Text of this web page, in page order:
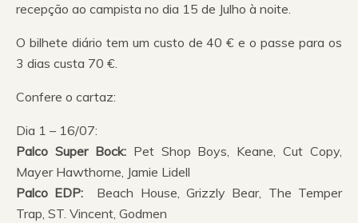
recepção ao campista no dia 15 de Julho à noite.
O bilhete diário tem um custo de 40 € e o passe para os
3 dias custa 70 €.
Confere o cartaz:
Dia 1 – 16/07:
Palco Super Bock:Pet Shop Boys, Keane, Cut Copy,
Mayer Hawthorne, Jamie Lidell
Palco EDP: Beach House, Grizzly Bear, The Temper
Trap, ST. Vincent, Godmen